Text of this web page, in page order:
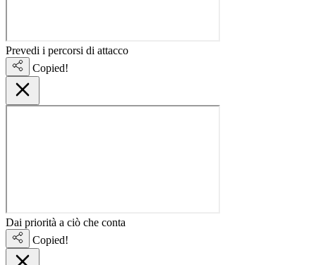
Prevedi i percorsi di attacco
Copied!
Dai priorità a ciò che conta
Copied!